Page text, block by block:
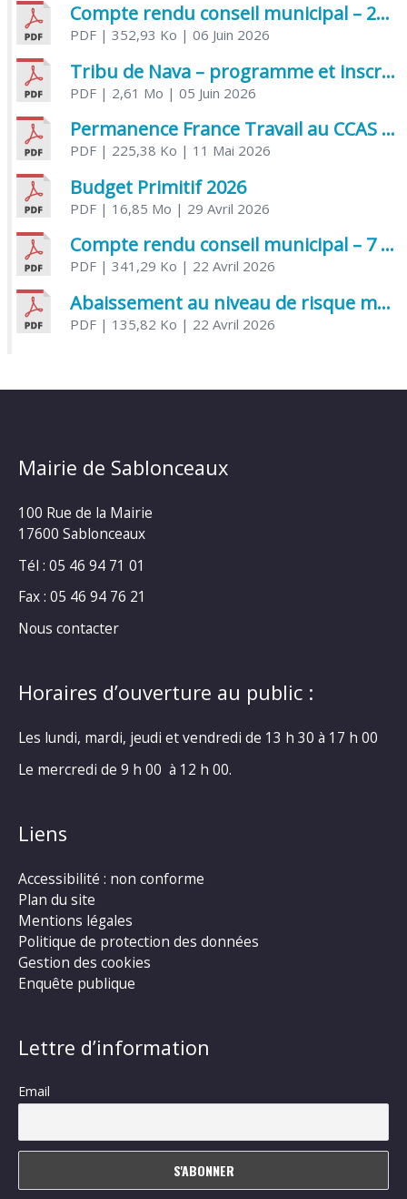
Compte rendu conseil municipal – 21 avril 2026
PDF| 352,93 Ko | 06 Juin 2026
Tribu de Nava – programme et inscriptions été 2026
PDF| 2,61 Mo | 05 Juin 2026
Permanence France Travail au CCAS de Saujon Juin 2026
PDF| 225,38 Ko | 11 Mai 2026
Budget Primitif 2026
PDF| 16,85 Mo | 29 Avril 2026
Compte rendu conseil municipal – 7 avril 2026
PDF| 341,29 Ko | 22 Avril 2026
Abaissement au niveau de risque modéré de l’Influenza aviaire
PDF| 135,82 Ko | 22 Avril 2026
Mairie de Sablonceaux
100 Rue de la Mairie
17600 Sablonceaux
Tél : 05 46 94 71 01
Fax : 05 46 94 76 21
Nous contacter
Horaires d’ouverture au public :
Les lundi, mardi, jeudi et vendredi de 13 h 30 à 17 h 00
Le mercredi de 9 h 00 à 12 h 00.
Liens
Accessibilité : non conforme
Plan du site
Mentions légales
Politique de protection des données
Gestion des cookies
Enquête publique
Lettre d’information
Email